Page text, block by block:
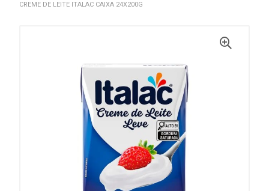
CREME DE LEITE ITALAC CAIXA 24X200G